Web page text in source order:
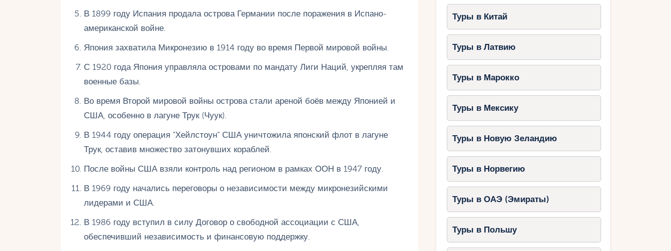
В 1899 году Испания продала острова Германии после поражения в Испано-
американской войне.
Япония захватила Микронезию в 1914 году во время Первой мировой войны.
С 1920 года Япония управляла островами по мандату Лиги Наций, укрепляя там
военные базы.
Во время Второй мировой войны острова стали ареной боёв между Японией и
США, особенно в лагуне Трук (Чуук).
В 1944 году операция "Хейлстоун" США уничтожила японский флот в лагуне
Трук, оставив множество затонувших кораблей.
После войны США взяли контроль над регионом в рамках ООН в 1947 году.
В 1969 году начались переговоры о независимости между микронезийскими
лидерами и США.
В 1986 году вступил в силу Договор о свободной ассоциации с США,
обеспечивший независимость и финансовую поддержку.
Туры в Китай
Туры в Латвию
Туры в Марокко
Туры в Мексику
Туры в Новую Зеландию
Туры в Норвегию
Туры в ОАЭ (Эмираты)
Туры в Польшу